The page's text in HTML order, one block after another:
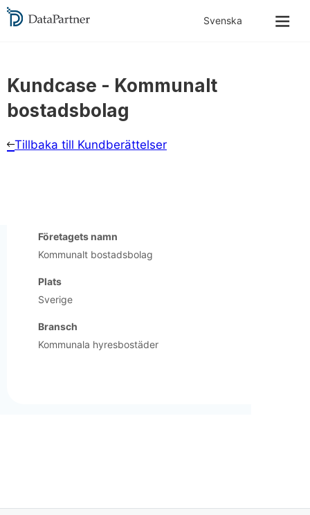
Kundcase - Kommunalt
bostadsbolag
Tillbaka till Kundberättelser
Företagets namn
Kommunalt bostadsbolag
Plats
Sverige
Bransch
Kommunala hyresbostäder